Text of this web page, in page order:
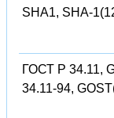
SHA1, SHA-
ГОСТ Р 34.11,
34.11-94,